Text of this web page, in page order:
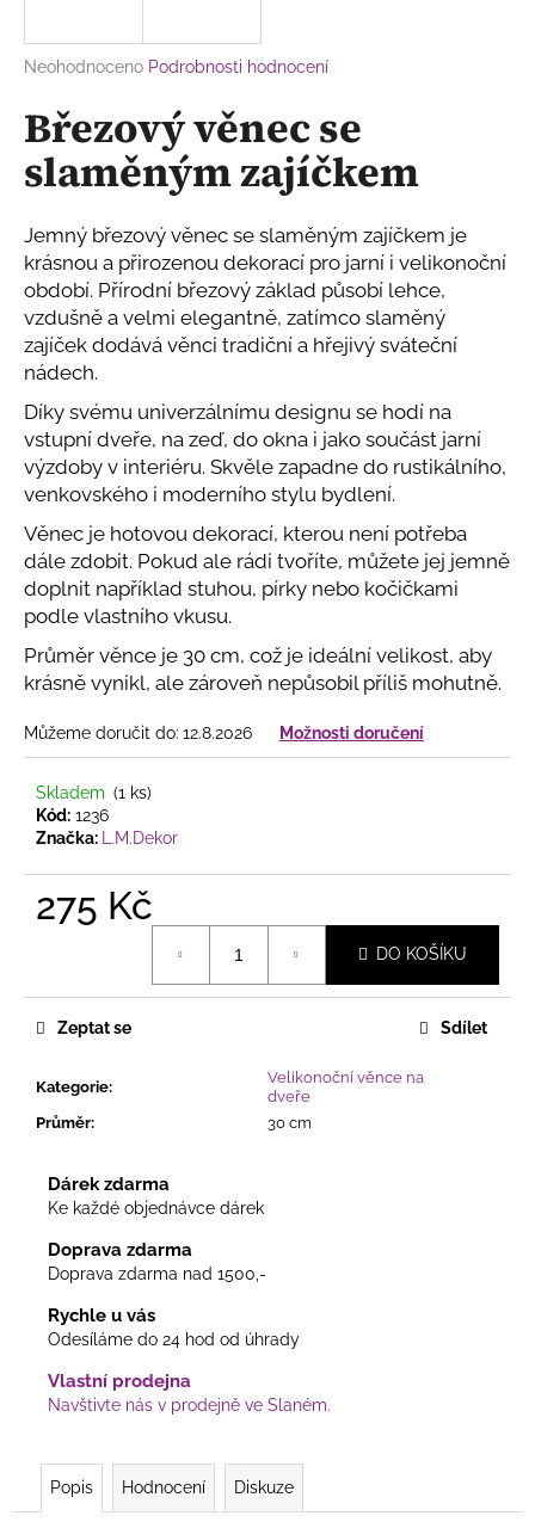
Průměrné
produktu
je
0,0
z
hvězdiček.
Neohodnoceno Podrobnosti hodnocení
Březový věnec se
slaměným zajíčkem
Jemný březový věnec se slaměným zajíčkem je
krásnou a přirozenou dekorací pro jarní i velikonoční
období. Přírodní březový základ působí lehce,
vzdušně a velmi elegantně, zatímco slaměný
zajíček dodává věnci tradiční a hřejivý sváteční
nádech.
Díky svému univerzálnímu designu se hodí na
vstupní dveře, na zeď, do okna i jako součást jarní
výzdoby v interiéru. Skvěle zapadne do rustikálního,
venkovského i moderního stylu bydlení.
Věnec je hotovou dekorací, kterou není potřeba
dále zdobit. Pokud ale rádi tvoříte, můžete jej jemně
doplnit například stuhou, pírky nebo kočičkami
podle vlastního vkusu.
Průměr věnce je 30 cm, což je ideální velikost, aby
krásně vynikl, ale zároveň nepůsobil příliš mohutně.
Můžeme doručit do: 12.8.2026 Možnosti doručení
Skladem (1 ks)
Kód: 1236
Značka: L.M.Dekor
275 Kč
DO KOŠÍKU
Kategorie:
Velikonoční věnce na
dveře
Průměr: 30 cm
Zeptat se Sdílet
Dárek zdarma
Ke každé objednávce dárek
Doprava zdarma
Doprava zdarma nad 1500,-
Rychle u vás
Odesíláme do 24 hod od úhrady
Vlastní prodejna
Navštivte nás v prodejně ve Slaném.
Popis Hodnocení Diskuze
j
t
?
D
o
p
o
r
u
č
u
j
e
m
e
MACRAMÉ
LAPAČ
SNŮ
LISTY
DEKORACE
PRO
HARMONICKÝ
STYLU
165